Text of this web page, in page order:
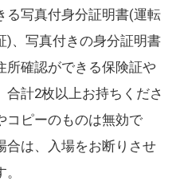
る写真付身分証明書(運転
)、写真付きの身分証明書
所確認ができる保険証や
計2枚以上お持ちくださ
コピーのものは無効で
合は、入場をお断りさせ